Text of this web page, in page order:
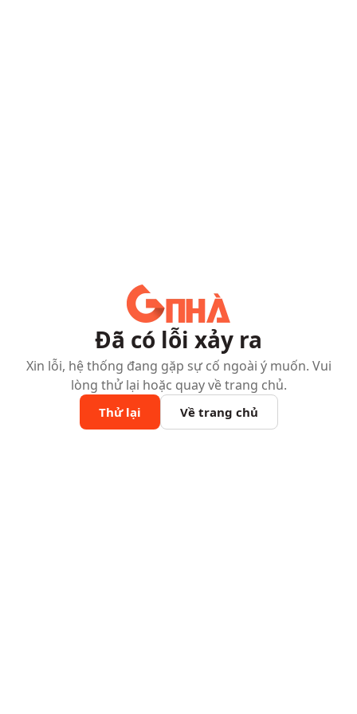
Đã có lỗi xảy ra
Xin lỗi, hệ thống đang gặp sự cố ngoài ý muốn. Vui
lòng thử lại hoặc quay về trang chủ.
Thử lại Về trang chủ